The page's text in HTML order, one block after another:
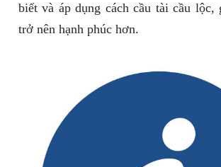
biết và áp dụng cách cầu tài cầu lộc,
trở nên hạnh phúc hơn.